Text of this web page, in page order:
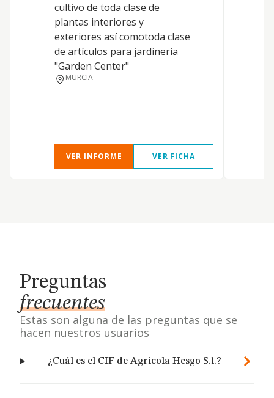
cultivo de toda clase de
plantas interiores y
exteriores así comotoda clase
de artículos para jardinería
"Garden Center"
MURCIA
VER INFORME VER FICHA
Preguntas
frecuentes
Estas son alguna de las preguntas que se
hacen nuestros usuarios
¿Cuál es el CIF de Agricola Hesgo S.l.?